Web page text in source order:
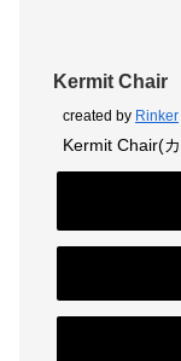
Kermit Chair
created by Rinker
Kermit Chair(